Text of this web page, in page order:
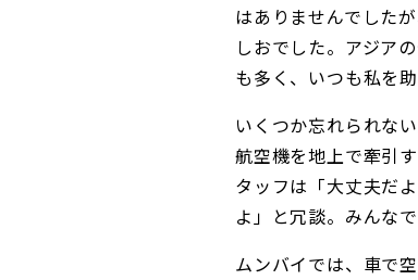
はありませんでした
しおでした。アジア
も多く、いつも私を
いくつか忘れられな
航空機を地上で牽引
タッフは「大丈夫だ
よ」と冗談。みんな
ムンバイでは、車で